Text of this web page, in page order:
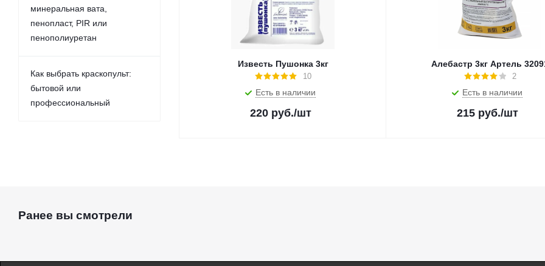
Известь Пушонка 3кг
10
Есть в наличии
220 руб./шт
Алебастр 3кг Артель
2
Есть в наличии
215 руб./шт
минеральная вата,
пенопласт, PIR или
пенополиуретан
Как выбрать краскопульт:
бытовой или
профессиональный
Ранее вы смотрели